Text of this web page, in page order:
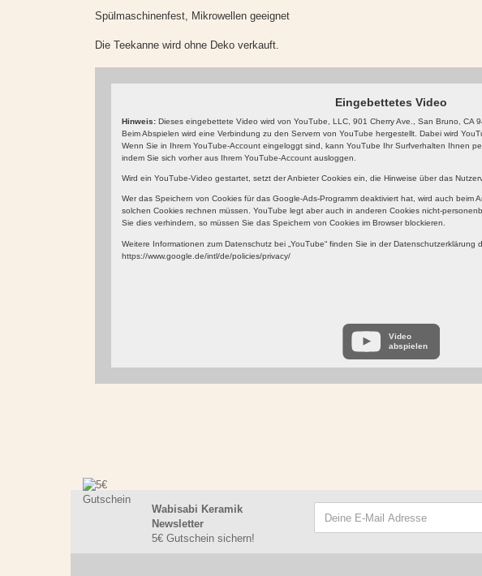
Spülmaschinenfest, Mikrowellen geeignet
Die Teekanne wird ohne Deko verkauft.
Eingebettetes Video
Hinweis:Dieses eingebettete Video wird von YouTube, LLC, 901 Cherry Ave., San Bruno, CA
Beim Abspielen wird eine Verbindung zu den Servern von YouTube hergestellt. Dabei wird
Wenn Sie in Ihrem YouTube-Account eingeloggt sind, kann YouTube Ihr Surfverhalten Ihnen
indem Sie sich vorher aus Ihrem YouTube-Account ausloggen.
Wird ein YouTube-Video gestartet, setzt der Anbieter Cookies ein, die Hinweise über das
Wer das Speichern von Cookies für das Google-Ads-Programm deaktiviert hat, wird auch beim
solchen Cookies rechnen müssen. YouTube legt aber auch in anderen Cookies nicht-
Sie dies verhindern, so müssen Sie das Speichern von Cookies im Browser blockieren.
Weitere Informationen zum Datenschutz bei „YouTube“ finden Sie in der Datenschutzerklärung
https://www.google.de/intl/de/policies/privacy/
Video
abspielen
Wabisabi Keramik
Newsletter
5€ Gutschein sichern!